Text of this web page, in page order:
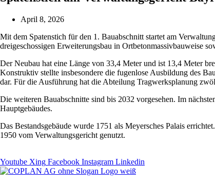
April 8, 2026
Mit dem Spatenstich für den 1. Bauabschnitt startet am
dreigeschossigen Erweiterungsbau in Ortbetonmassivbauweise
Der Neubau hat eine Länge von 33,4 Meter und ist 13,4 Meter
Konstruktiv stellte insbesondere die fugenlose Ausbildung des
dar. Für die Ausführung hat die Abteilung Tragwerksplanung
Die weiteren Bauabschnitte sind bis 2032 vorgesehen. Im
Hauptgebäudes.
Das Bestandsgebäude wurde 1751 als Meyersches Palais
1950 vom Verwaltungsgericht genutzt.
Youtube Xing Facebook Instagram Linkedin